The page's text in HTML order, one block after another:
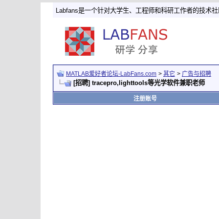
Labfans是一个针对大学生、工程师和科研工作者的技术社
MATLAB爱好者论坛-LabFans.com > 其它 > 广告与招聘
[招聘] tracepro,lighttools等光学软件兼职老师
注册账号